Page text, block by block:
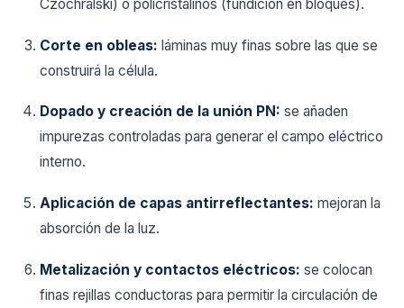
Czochralski) o policristalinos (fundición en bloques).
Corte en obleas: láminas muy finas sobre las que se
construirá la célula.
Dopado y creación de la unión PN: se añaden
impurezas controladas para generar el campo eléctrico
interno.
Aplicación de capas antirreflectantes: mejoran la
absorción de la luz.
Metalización y contactos eléctricos: se colocan
finas rejillas conductoras para permitir la circulación de